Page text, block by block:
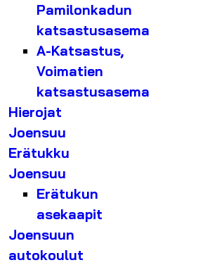
Pamilonkadun
katsastusasema
A-Katsastus,
Voimatien
katsastusasema
Hierojat
Joensuu
Erätukku
Joensuu
Erätukun
asekaapit
Joensuun
autokoulut